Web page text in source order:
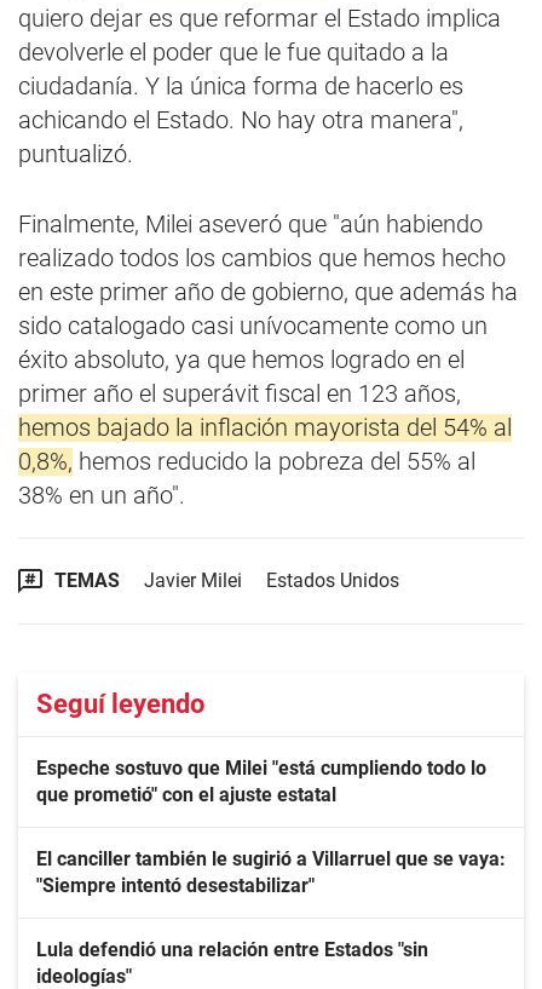
quiero dejar es que reformar el Estado implica
devolverle el poder que le fue quitado a la
ciudadanía. Y la única forma de hacerlo es
achicando el Estado. No hay otra manera",
puntualizó.
Finalmente, Milei aseveró que "aún habiendo
realizado todos los cambios que hemos hecho
en este primer año de gobierno, que además ha
sido catalogado casi unívocamente como un
éxito absoluto, ya que hemos logrado en el
primer año el superávit fiscal en 123 años,
hemos bajado la inflación mayorista del 54% al
0,8%, hemos reducido la pobreza del 55% al
38% en un año".
TEMAS Javier Milei Estados Unidos
Seguí leyendo
Espeche sostuvo que Milei "está cumpliendo todo lo
que prometió" con el ajuste estatal
El canciller también le sugirió a Villarruel que se vaya:
"Siempre intentó desestabilizar"
Lula defendió una relación entre Estados "sin
ideologías"